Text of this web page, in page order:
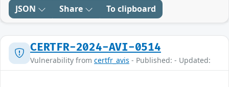
JSON Share To clipboard
CERTFR-2024-AVI-0514
Vulnerability from certfr_avis - Published: - Updated: